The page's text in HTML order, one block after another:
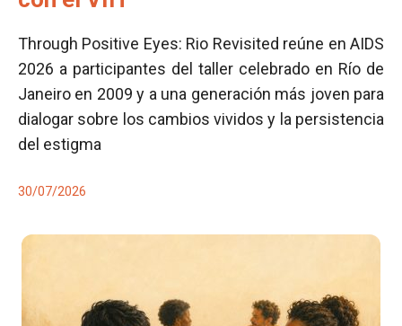
Through Positive Eyes: Rio Revisited reúne en AIDS
2026 a participantes del taller celebrado en Río de
Janeiro en 2009 y a una generación más joven para
dialogar sobre los cambios vividos y la persistencia
del estigma
30/07/2026